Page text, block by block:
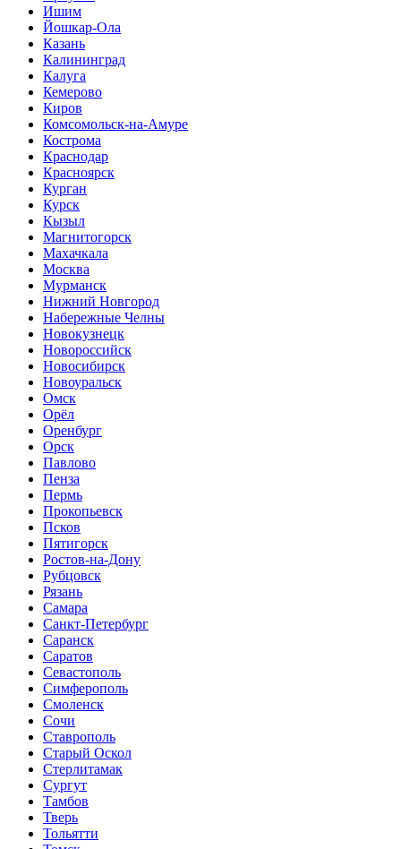
Ишим
Йошкар-Ола
Казань
Калининград
Калуга
Кемерово
Киров
Комсомольск-на-Амуре
Кострома
Краснодар
Красноярск
Курган
Курск
Кызыл
Магнитогорск
Махачкала
Москва
Мурманск
Нижний Новгород
Набережные Челны
Новокузнецк
Новороссийск
Новосибирск
Новоуральск
Омск
Орёл
Оренбург
Орск
Павлово
Пенза
Пермь
Прокопьевск
Псков
Пятигорск
Ростов-на-Дону
Рубцовск
Рязань
Самара
Санкт-Петербург
Саранск
Саратов
Севастополь
Симферополь
Смоленск
Сочи
Ставрополь
Старый Оскол
Стерлитамак
Сургут
Тамбов
Тверь
Тольятти